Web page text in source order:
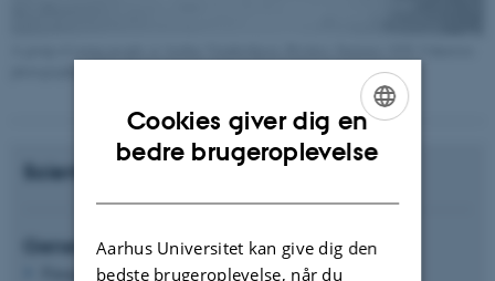
photographer. Århus Stiftstidendes billedsamling, Erhvervsarkivet.
Scientific Committee
General Chairs EAHN Aarhus 2026
Panagiotis Farantatos, Aarhus University
ENGLISH
Cookies giver dig en
bedre brugeroplevelse
Aarhus Universitet kan give dig den
bedste brugeroplevelse, når du